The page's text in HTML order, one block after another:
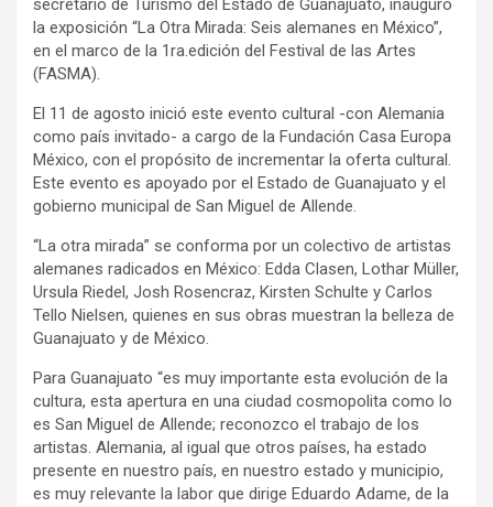
secretario de Turismo del Estado de Guanajuato, inauguró
la exposición “La Otra Mirada: Seis alemanes en México”,
en el marco de la 1ra.edición del Festival de las Artes
(FASMA).
El 11 de agosto inició este evento cultural -con Alemania
como país invitado- a cargo de la Fundación Casa Europa
México, con el propósito de incrementar la oferta cultural.
Este evento es apoyado por el Estado de Guanajuato y el
gobierno municipal de San Miguel de Allende.
“La otra mirada” se conforma por un colectivo de artistas
alemanes radicados en México: Edda Clasen, Lothar Müller,
Ursula Riedel, Josh Rosencraz, Kirsten Schulte y Carlos
Tello Nielsen, quienes en sus obras muestran la belleza de
Guanajuato y de México.
Para Guanajuato “es muy importante esta evolución de la
cultura, esta apertura en una ciudad cosmopolita como lo
es San Miguel de Allende; reconozco el trabajo de los
artistas. Alemania, al igual que otros países, ha estado
presente en nuestro país, en nuestro estado y municipio,
es muy relevante la labor que dirige Eduardo Adame, de la